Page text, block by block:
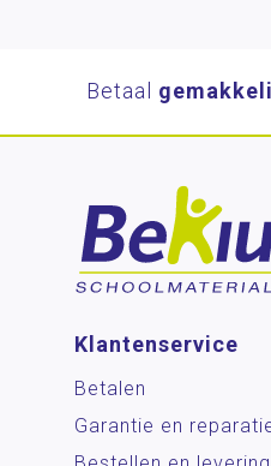
Betaal
Klantenservice
Betalen
Garantie en